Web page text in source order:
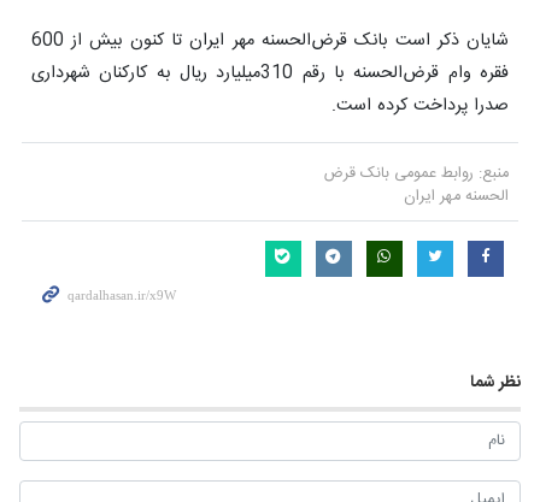
شایان ذکر است بانک قرض‌الحسنه مهر ایران تا کنون بیش از 600
فقره وام قرض‌الحسنه با رقم 310میلیارد ریال به کارکنان شهرداری
صدرا پرداخت کرده است.
منبع: روابط عمومی بانک قرض
الحسنه مهر ایران
نظر شما